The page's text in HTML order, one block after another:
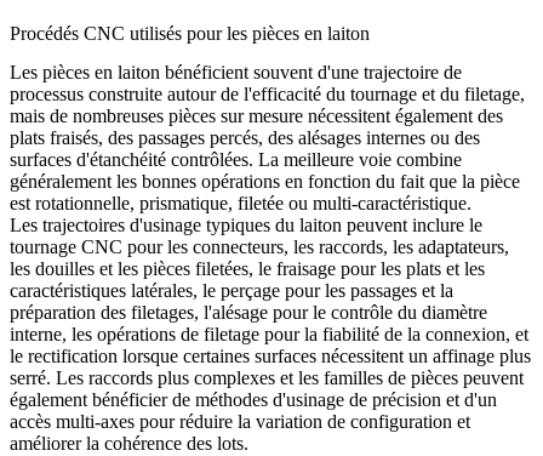
Procédés CNC utilisés pour les pièces en laiton
Les pièces en laiton bénéficient souvent d'une trajectoire de
processus construite autour de l'efficacité du tournage et du filetage,
mais de nombreuses pièces sur mesure nécessitent également des
plats fraisés, des passages percés, des alésages internes ou des
surfaces d'étanchéité contrôlées. La meilleure voie combine
généralement les bonnes opérations en fonction du fait que la pièce
est rotationnelle, prismatique, filetée ou multi-caractéristique.
Les trajectoires d'usinage typiques du laiton peuvent inclure le
tournage CNC pour les connecteurs, les raccords, les adaptateurs,
les douilles et les pièces filetées, le fraisage pour les plats et les
caractéristiques latérales, le perçage pour les passages et la
préparation des filetages, l'alésage pour le contrôle du diamètre
interne, les opérations de filetage pour la fiabilité de la connexion, et
le rectification lorsque certaines surfaces nécessitent un affinage plus
serré. Les raccords plus complexes et les familles de pièces peuvent
également bénéficier de méthodes d'usinage de précision et d'un
accès multi-axes pour réduire la variation de configuration et
améliorer la cohérence des lots.